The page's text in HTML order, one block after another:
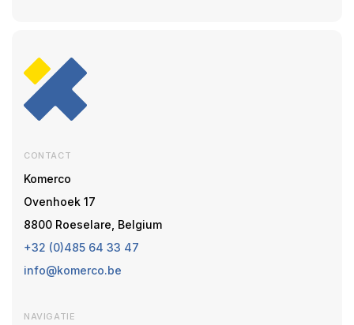
CONTACT
Komerco
Ovenhoek 17
8800 Roeselare, Belgium
+32 (0)485 64 33 47
info@komerco.be
NAVIGATIE